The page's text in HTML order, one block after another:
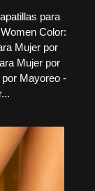
para
Color:
Mujer por
Mujer por
Mayoreo -